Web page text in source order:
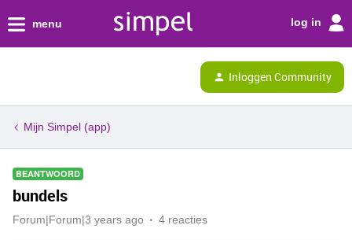
menu log in
Inloggen Community
Mijn Simpel (app)
BEANTWOORD
bundels
Forum|Forum|3 years ago 4 reacties